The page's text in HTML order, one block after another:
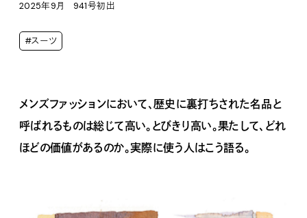
2025年9月 941号初出
#スーツ
メンズファッションにおいて、歴史に裏打ちされた名品と
呼ばれるものは総じて高い。とびきり高い。果たして、どれ
ほどの価値があるのか。実際に使う人はこう語る。